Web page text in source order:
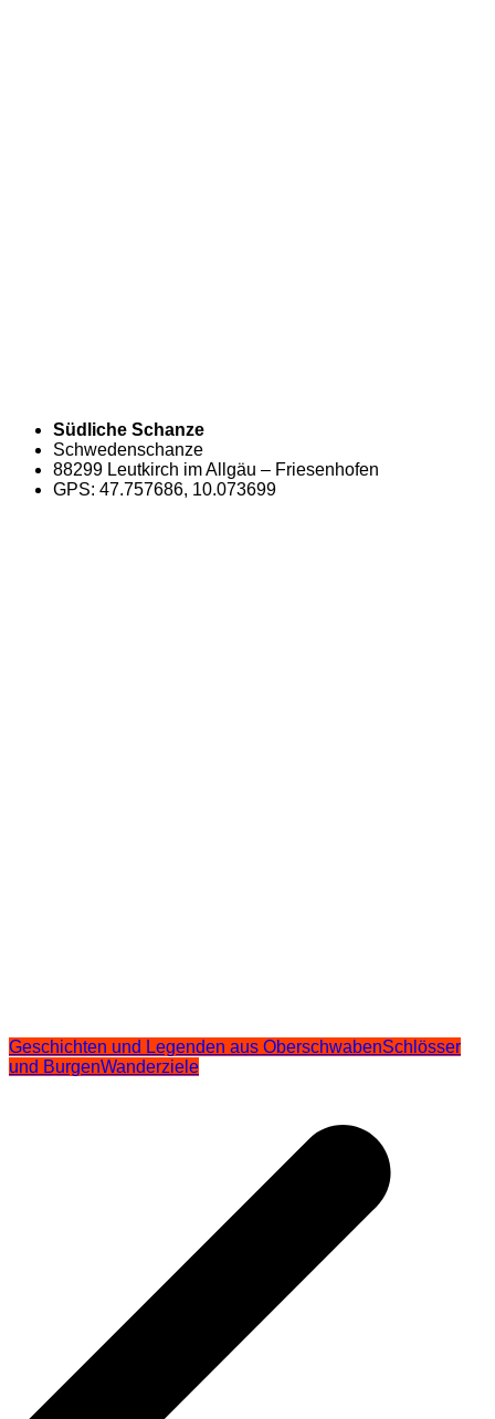
Südliche Schanze
Schwedenschanze
88299 Leutkirch im Allgäu – Friesenhofen
GPS: 47.757686, 10.073699
Geschichten und Legenden aus OberschwabenSchlösser
und BurgenWanderziele